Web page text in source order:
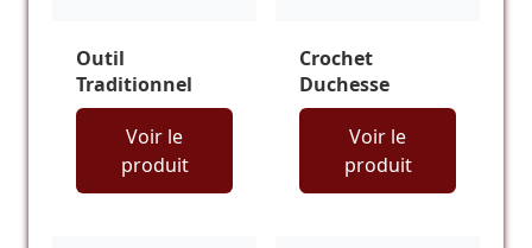
Outil
Traditionnel
Voir le
produit
Crochet
Duchesse
Voir le
produit